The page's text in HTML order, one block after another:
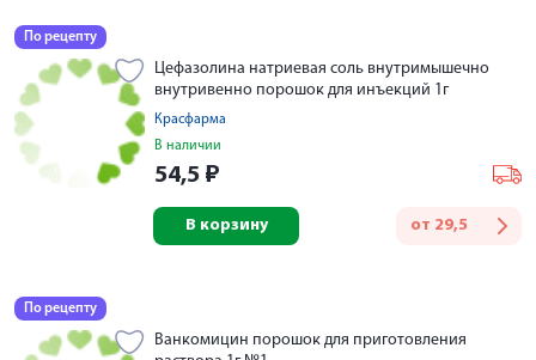
По рецепту
Цефазолина натриевая соль внутримышечно
внутривенно порошок для инъекций 1г
Красфарма
В наличии
54,5 ₽
от 29,5
В корзину
По рецепту
Ванкомицин порошок для приготовления